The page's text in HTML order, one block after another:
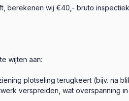
berekenen wij €40,- bruto
wijten aan:
plotseling terugkeert (bijv. na
verspreiden, wat overspanning